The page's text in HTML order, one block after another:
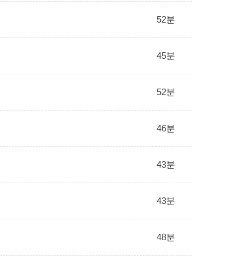
52분
45분
52분
46분
43분
43분
48분